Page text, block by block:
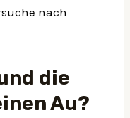
nach
die
Au?